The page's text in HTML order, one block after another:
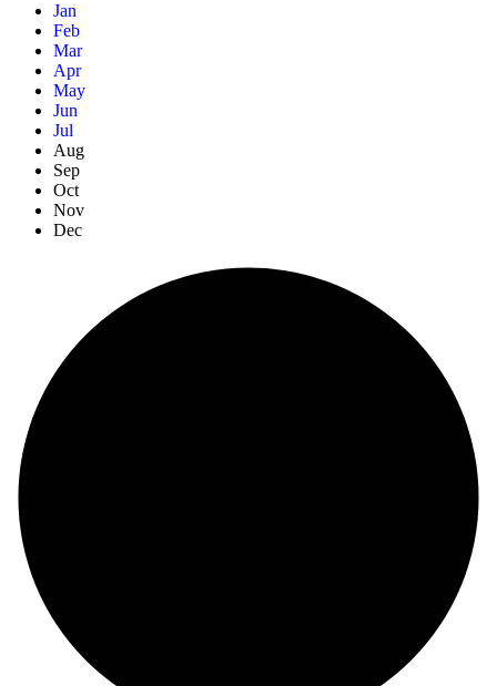
Jan
Feb
Mar
Apr
May
Jun
Jul
Aug
Sep
Oct
Nov
Dec